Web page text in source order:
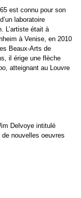
est connu pour son
laboratoire
L’artiste était à
à Venise, en 2010
Beaux-Arts de
il érige une flèche
, atteignant au Louvre
Delvoye intitulé
nouvelles oeuvres